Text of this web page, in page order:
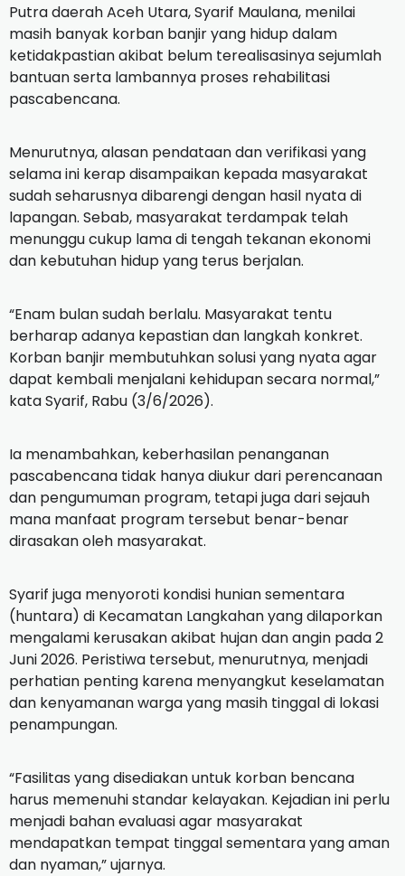
Putra daerah Aceh Utara, Syarif Maulana, menilai
masih banyak korban banjir yang hidup dalam
ketidakpastian akibat belum terealisasinya sejumlah
bantuan serta lambannya proses rehabilitasi
pascabencana.
Menurutnya, alasan pendataan dan verifikasi yang
selama ini kerap disampaikan kepada masyarakat
sudah seharusnya dibarengi dengan hasil nyata di
lapangan. Sebab, masyarakat terdampak telah
menunggu cukup lama di tengah tekanan ekonomi
dan kebutuhan hidup yang terus berjalan.
“Enam bulan sudah berlalu. Masyarakat tentu
berharap adanya kepastian dan langkah konkret.
Korban banjir membutuhkan solusi yang nyata agar
dapat kembali menjalani kehidupan secara normal,”
kata Syarif, Rabu (3/6/2026).
Ia menambahkan, keberhasilan penanganan
pascabencana tidak hanya diukur dari perencanaan
dan pengumuman program, tetapi juga dari sejauh
mana manfaat program tersebut benar-benar
dirasakan oleh masyarakat.
Syarif juga menyoroti kondisi hunian sementara
(huntara) di Kecamatan Langkahan yang dilaporkan
mengalami kerusakan akibat hujan dan angin pada 2
Juni 2026. Peristiwa tersebut, menurutnya, menjadi
perhatian penting karena menyangkut keselamatan
dan kenyamanan warga yang masih tinggal di lokasi
penampungan.
“Fasilitas yang disediakan untuk korban bencana
harus memenuhi standar kelayakan. Kejadian ini perlu
menjadi bahan evaluasi agar masyarakat
mendapatkan tempat tinggal sementara yang aman
dan nyaman,” ujarnya.